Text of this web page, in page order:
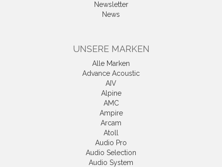
Newsletter
News
UNSERE MARKEN
Alle Marken
Advance Acoustic
AIV
Alpine
AMC
Ampire
Arcam
Atoll
Audio Pro
Audio Selection
Audio System